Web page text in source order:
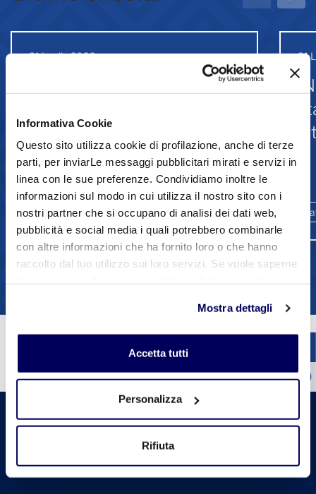
Informativa Cookie
Questo sito utilizza cookie di profilazione, anche di terze
parti, per inviarLe messaggi pubblicitari mirati e servizi in
linea con le sue preferenze. Condividiamo inoltre le
informazioni sul modo in cui utilizza il nostro sito con i
nostri partner che si occupano di analisi dei dati web,
pubblicità e social media i quali potrebbero combinarle
con altre informazioni che ha fornito loro o che hanno
raccolto dal tuo utilizzo sui loro servizi. Se vuole saperne
sul tasto "Accetta tutti". Se non vuole i cookie di
profilazione può negare il consenso sul tasto "Rifiuta".
Mostra dettagli
Accetta tutti
Personalizza
Rifiuta
31 Luglio 2026
Comunicazione
Ambiente e sostenibilità Promozione
31
1 2 3 4
Vedi tutte le circolari